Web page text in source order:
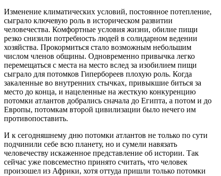
Изменение климатических условий, постоянное потепление,
сыграло ключевую роль в историческом развитии
человечества. Комфортные условия жизни, обилие пищи
резко снизили потребность людей в солидарном ведении
хозяйства. Прокормиться стало возможным небольшим
числом членов общины. Одновременно привычка легко
перемещаться с места на место вслед за изобилием пищи
сыграло для потомков Гипербореев плохую роль. Когда
закаленные во внутренних стычках, привыкшие биться за
место до конца, и нацеленные на жесткую конкуренцию
потомки атлантов добрались сначала до Египта, а потом и до
Европы, потомкам второй цивилизации было нечего им
противопоставить.
И к сегодняшнему дню потомки атлантов не только по сути
подчинили себе всю планету, но и сумели навязать
человечеству искаженное представление об истории. Так
сейчас уже повсеместно принято считать, что человек
произошел из Африки, хотя оттуда пришли только потомки